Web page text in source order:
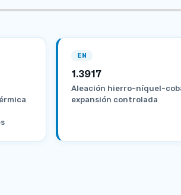
EN
1.3917
Aleación hierro-níquel-
expansión controlada